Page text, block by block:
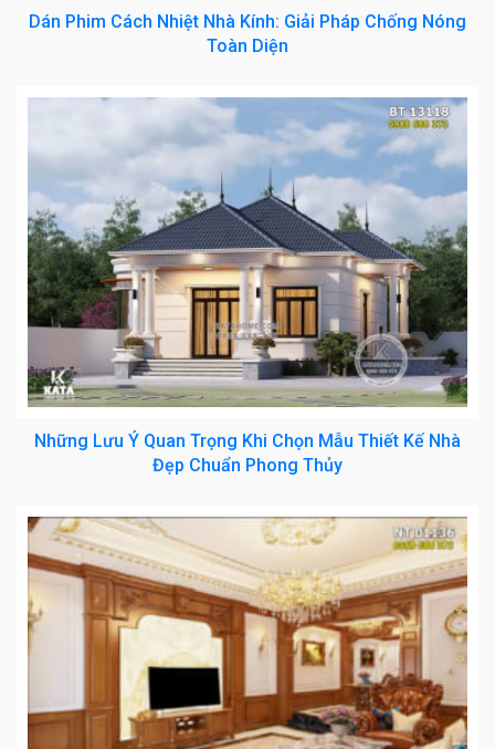
Dán Phim Cách Nhiệt Nhà Kính: Giải Pháp Chống Nóng
Toàn Diện
Những Lưu Ý Quan Trọng Khi Chọn Mẫu Thiết Kế Nhà
Đẹp Chuẩn Phong Thủy